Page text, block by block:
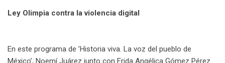
Ley Olimpia contra la violencia digital
En este programa de ’Historia viva. La voz del pueblo de
México’, Noemí Juárez junto con Frida Angélica Gómez Pérez